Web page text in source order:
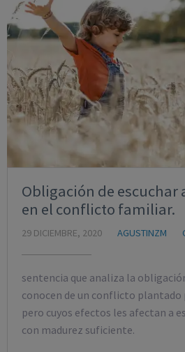
Obligación de escuchar
en el conflicto familiar.
29 DICIEMBRE, 2020 AGUSTINZM
sentencia que analiza la
conocen de un conflicto
pero cuyos efectos les afectan a
con madurez suficiente.